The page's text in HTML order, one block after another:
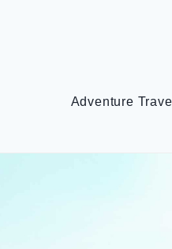
Adventure Travel